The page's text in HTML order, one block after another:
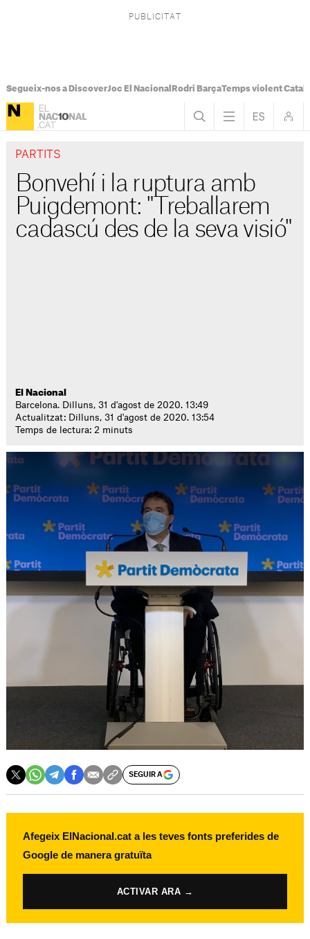
Segueix-nos a DiscoverJoc El Nacional Rodri BarçaTemps violent
PARTITS
Bonvehí i la ruptura amb
Puigdemont: "Treballarem
cadascú des de la seva visió"
El Nacional
Barcelona. Dilluns, 31 d'agost de 2020. 13:49
Actualitzat: Dilluns, 31 d'agost de 2020. 13:54
Temps de lectura: 2 minuts
SEGUIR A
Afegeix ElNacional.cat a les teves fonts preferides de
Google de manera gratuïta
ACTIVAR ARA →